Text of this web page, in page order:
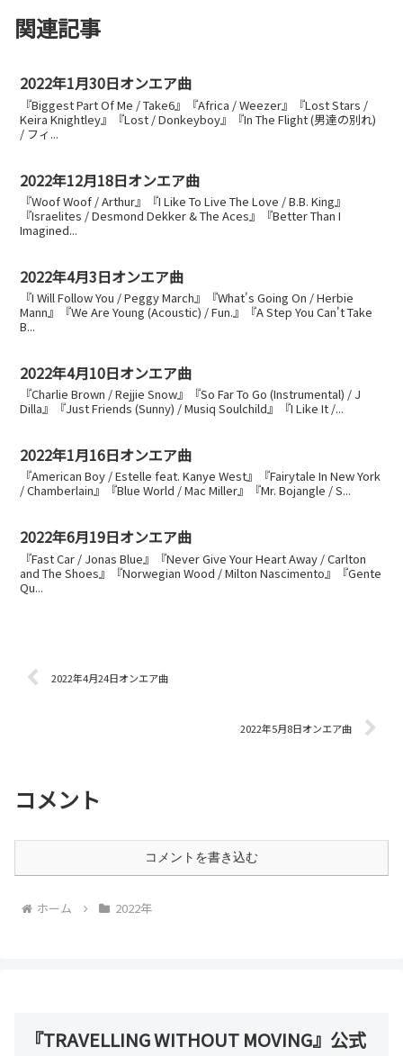
関連記事
2022年1月30日オンエア曲
『Biggest Part Of Me / Take6』『Africa / Weezer』『Lost Stars /
Keira Knightley』『Lost / Donkeyboy』『In The Flight (男達の別れ)
/ フィ...
2022年12月18日オンエア曲
『Woof Woof / Arthur』『I Like To Live The Love / B.B. King』
『Israelites / Desmond Dekker & The Aces』『Better Than I
Imagined...
2022年4月3日オンエア曲
『I Will Follow You / Peggy March』『What's Going On / Herbie
Mann』『We Are Young (Acoustic) / Fun.』『A Step You Can't Take
B...
2022年4月10日オンエア曲
『Charlie Brown / Rejjie Snow』『So Far To Go (Instrumental) / J
Dilla』『Just Friends (Sunny) / Musiq Soulchild』『I Like It /...
2022年1月16日オンエア曲
『American Boy / Estelle feat. Kanye West』『Fairytale In New York
/ Chamberlain』『Blue World / Mac Miller』『Mr. Bojangle / S...
2022年6月19日オンエア曲
『Fast Car / Jonas Blue』『Never Give Your Heart Away / Carlton
and The Shoes』『Norwegian Wood / Milton Nascimento』『Gente
Qu...
2022年4月24日オンエア曲
2022年5月8日オンエア曲
コメント
コメントを書き込む
ホーム 2022年
『TRAVELLING WITHOUT MOVING』公式